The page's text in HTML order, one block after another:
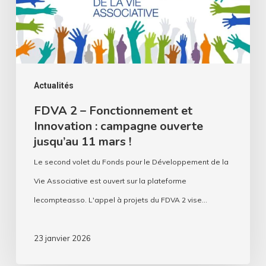
Actualités
Innovation
:
campagne
ouverte
jusqu’au
mars
FDVA 2 – Fonctionnement et
Innovation : campagne ouverte
jusqu’au 11 mars !
Le second volet du Fonds pour le Développement de la
Vie Associative est ouvert sur la plateforme
lecompteasso. L'appel à projets du FDVA 2 vise…
23 janvier 2026